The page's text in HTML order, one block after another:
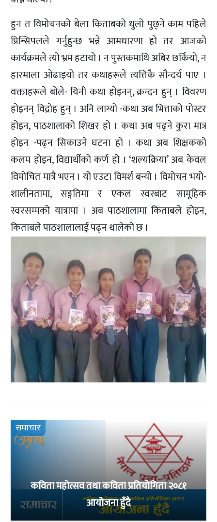
हुन त विमोचनको बेला किताबको धुलो पुछ्ने काम पहिले
प्रिन्सिपलले गर्नुहुन्छ भन्ने आमधारणा हो तर आजको
कार्यक्रमले त्यो भ्रम हटायो । न पुस्तकमाथि अबिर छर्कियो, न
हारमाला ओढाइयो तर कथाहरूले त्यत्तिकै सौन्दर्य पाए ।
वक्ताहरूले बोले- यिनी कथा होइनन्, क्रन्दन हुन् । विवरण
होइनन् विद्रोह हुन् । अनि लाग्यो -कथा अब भित्ताको पोस्टर
होइन, पाठशालाको शिखर हो । कथा अब पढ्ने कुरा मात्र
होइन -पढ्न सिकाउने घटना हो । कथा अब शिक्षकको
कलम होइन, विद्यार्थीको कर्ण हो । ‘शल्यक्रिया’ अब केवल
विमोचित मात्रै भएन । यो एउटा विमर्श बन्यो । विमोचन भयो-
शालीनतामा, सङ्गतिमा र एकल स्वरबाट सामूहिक
स्वरसम्मको यात्रामा । अब पाठशालामा किताबले होइन,
किताबले पाठशालालाई पढ्न थालेको छ ।
समाचार
कविता महोत्सव तथा कविता प्रतियोगिता २०८१
आयोजना हुँदै